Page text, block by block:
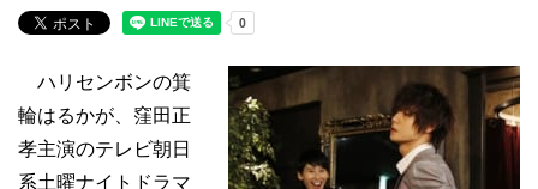
ハリセンボンの箕
輪はるかが、窪田正
孝主演のテレビ朝日
系土曜ナイトドラマ